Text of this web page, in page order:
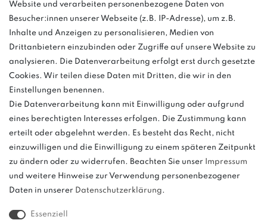
03763 4048350
Montag - Freitag, 08:00 - 16:00
Anrufe aus dem dt. Festnetz zum Ortstarif, Preise aus dem Mobilfunknetz
ggf. abweichend (abhängig vom Provider).
und
weitere.
Website und verarbeiten personenbezogene Daten von
Besucher:innen unserer Webseite (z.B. IP-Adresse), um z.B.
Inhalte und Anzeigen zu personalisieren, Medien von
Drittanbietern einzubinden oder Zugriffe auf unsere Website zu
analysieren. Die Datenverarbeitung erfolgt erst durch gesetzte
Cookies. Wir teilen diese Daten mit Dritten, die wir in den
Einstellungen benennen.
Die Datenverarbeitung kann mit Einwilligung oder aufgrund
eines berechtigten Interesses erfolgen. Die Zustimmung kann
erteilt oder abgelehnt werden. Es besteht das Recht, nicht
einzuwilligen und die Einwilligung zu einem späteren Zeitpunkt
zu ändern oder zu widerrufen. Beachten Sie unser
Impressum
und weitere Hinweise zur Verwendung personenbezogener
Daten in unserer Daten­schutz­erklärung.
Essenziell
Sinne einer Preisermäßigung, sondern lediglich